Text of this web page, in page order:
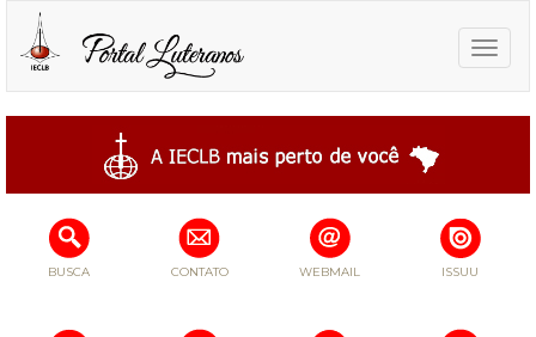
Toggle
BUSCA CONTATO WEBMAIL ISSUU